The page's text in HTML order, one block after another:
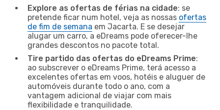
Explore as ofertas de férias na cidade: se
pretende ficar num hotel, veja as nossas ofertas
de fim de semana em Jacarta. E se desejar
alugar um carro, a eDreams pode oferecer-lhe
grandes descontos no pacote total.
Tire partido das ofertas do eDreams Prime:
ao subscrever o eDreams Prime, terá acesso a
excelentes ofertas em voos, hotéis e aluguer de
automóveis durante todo o ano, com a
vantagem adicional de viajar com mais
flexibilidade e tranquilidade.